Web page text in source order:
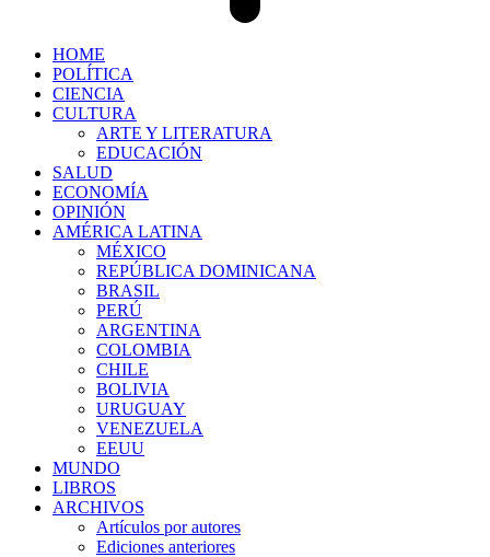
HOME
POLÍTICA
CIENCIA
CULTURA
ARTE Y LITERATURA
EDUCACIÓN
SALUD
ECONOMÍA
OPINIÓN
AMÉRICA LATINA
MÉXICO
REPÚBLICA DOMINICANA
BRASIL
PERÚ
ARGENTINA
COLOMBIA
CHILE
BOLIVIA
URUGUAY
VENEZUELA
EEUU
MUNDO
LIBROS
ARCHIVOS
Artículos por autores
Ediciones anteriores